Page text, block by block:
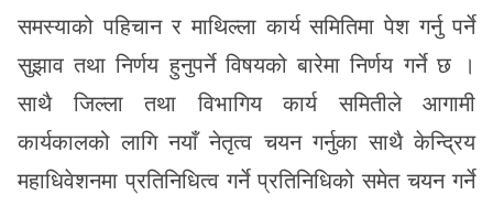
समस्याको पहिचान र माथिल्ला कार्य समितिमा पेश गर्नु पर्ने
सुझाव तथा निर्णय हुनुपर्ने विषयको बारेमा निर्णय गर्ने छ ।
साथै जिल्ला तथा विभागिय कार्य समितीले आगामी
कार्यकालको लागि नयाँ नेतृत्व चयन गर्नुका साथै केन्द्रिय
महाधिवेशनमा प्रतिनिधित्व गर्ने प्रतिनिधिको समेत चयन गर्ने